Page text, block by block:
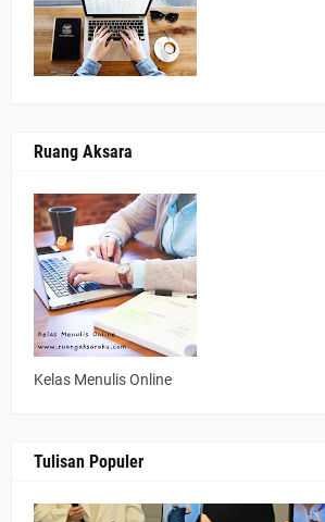
Ruang Aksara
Kelas Menulis Online
Tulisan Populer